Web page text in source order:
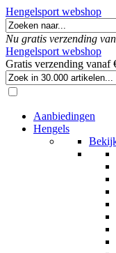
Hengelsport webshop
Nu gratis verzending
Hengelsport webshop
Gratis verzending vanaf
Aanbiedingen
Hengels